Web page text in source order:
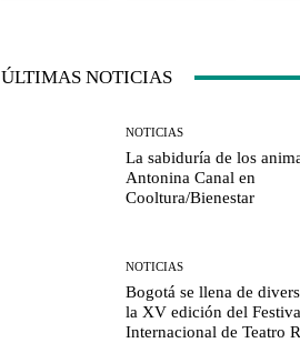
ÚLTIMAS NOTICIAS
NOTICIAS
La sabiduría de los
Antonina Canal en
Cooltura/Bienestar
NOTICIAS
Bogotá se llena de
la XV edición del
Internacional de Teatro